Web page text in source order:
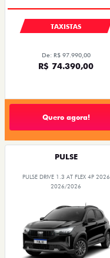
TAXISTAS
De: R$ 97.990,00
R$ 74.390,00
Quero agora!
PULSE
PULSE DRIVE 1.3 AT FLEX 4P 2026
2026/2026